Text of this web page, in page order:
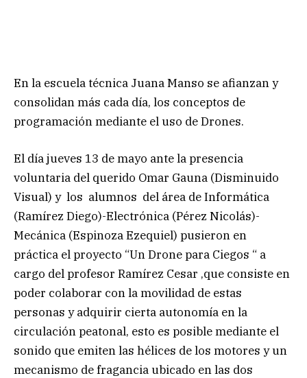
En la escuela técnica Juana Manso se afianzan y
consolidan más cada día, los conceptos de
programación mediante el uso de Drones.
El día jueves 13 de mayo ante la presencia
voluntaria del querido Omar Gauna (Disminuido
Visual) y los alumnos del área de Informática
(Ramírez Diego)-Electrónica (Pérez Nicolás)-
Mecánica (Espinoza Ezequiel) pusieron en
práctica el proyecto “Un Drone para Ciegos “ a
cargo del profesor Ramírez Cesar ,que consiste en
poder colaborar con la movilidad de estas
personas y adquirir cierta autonomía en la
circulación peatonal, esto es posible mediante el
sonido que emiten las hélices de los motores y un
mecanismo de fragancia ubicado en las dos